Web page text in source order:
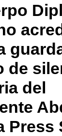
de
del
Press